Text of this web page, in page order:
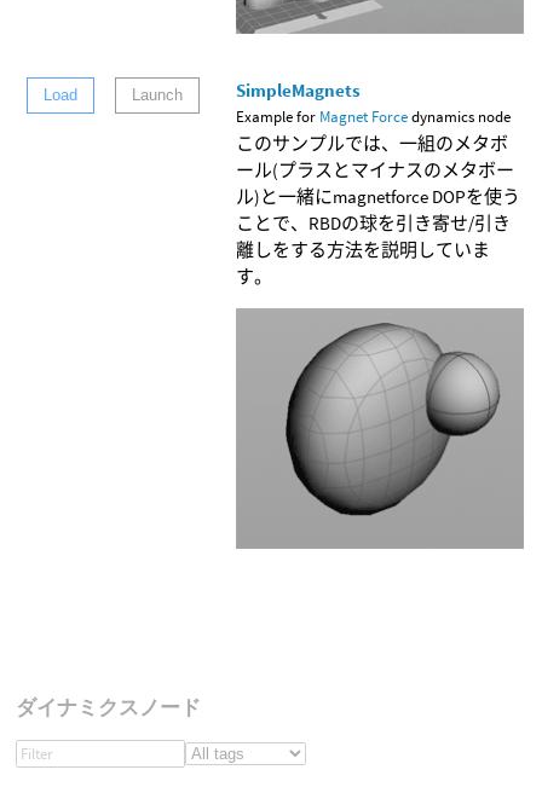
Load Launch SimpleMagnets
Example for Magnet Forcedynamics node
このサンプルでは、一組のメタボ
ール(プラスとマイナスのメタボー
ル)と一緒にmagnetforce DOPを使う
ことで、RBDの球を引き寄せ/引き
離しをする方法を説明していま
す。
ダイナミクスノード